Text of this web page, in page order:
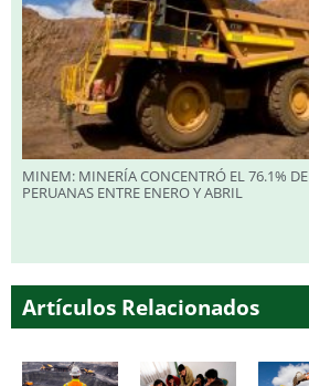
MINEM: MINERÍA CONCENTRÓ EL 76.1%
PERUANAS ENTRE ENERO Y ABRIL
Artículos Relacionados